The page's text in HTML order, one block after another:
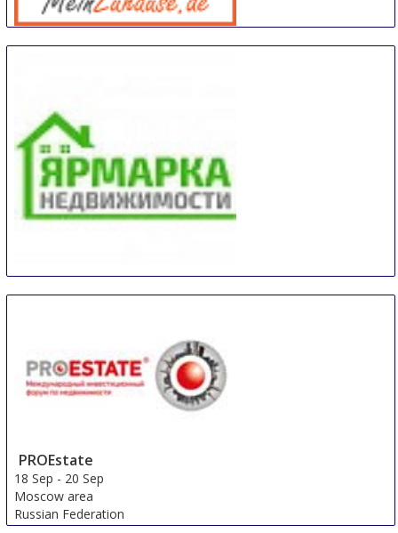
PROEstate
18 Sep - 20 Sep
Moscow area
Russian Federation